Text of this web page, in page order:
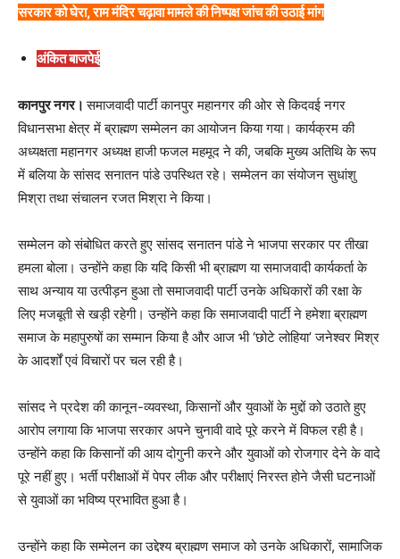
सरकार को घेरा, राम मंदिर चढ़ावा मामले की निष्पक्ष जांच की उठाई मांग
अंकित बाजपेई
कानपुर नगर।समाजवादी पार्टी कानपुर महानगर की ओर से किदवई नगर
विधानसभा क्षेत्र में ब्राह्मण सम्मेलन का आयोजन किया गया। कार्यक्रम की
अध्यक्षता महानगर अध्यक्ष हाजी फजल महमूद ने की, जबकि मुख्य अतिथि के रूप
में बलिया के सांसद सनातन पांडे उपस्थित रहे। सम्मेलन का संयोजन सुधांशु
मिश्रा तथा संचालन रजत मिश्रा ने किया।
सम्मेलन को संबोधित करते हुए सांसद सनातन पांडे ने भाजपा सरकार पर तीखा
हमला बोला। उन्होंने कहा कि यदि किसी भी ब्राह्मण या समाजवादी कार्यकर्ता के
साथ अन्याय या उत्पीड़न हुआ तो समाजवादी पार्टी उनके अधिकारों की रक्षा के
लिए मजबूती से खड़ी रहेगी। उन्होंने कहा कि समाजवादी पार्टी ने हमेशा ब्राह्मण
समाज के महापुरुषों का सम्मान किया है और आज भी ‘छोटे लोहिया’ जनेश्वर मिश्र
के आदर्शों एवं विचारों पर चल रही है।
सांसद ने प्रदेश की कानून-व्यवस्था, किसानों और युवाओं के मुद्दों को उठाते हुए
आरोप लगाया कि भाजपा सरकार अपने चुनावी वादे पूरे करने में विफल रही है।
उन्होंने कहा कि किसानों की आय दोगुनी करने और युवाओं को रोजगार देने के वादे
पूरे नहीं हुए। भर्ती परीक्षाओं में पेपर लीक और परीक्षाएं निरस्त होने जैसी घटनाओं
से युवाओं का भविष्य प्रभावित हुआ है।
उन्होंने कहा कि सम्मेलन का उद्देश्य ब्राह्मण समाज को उनके अधिकारों, सामाजिक